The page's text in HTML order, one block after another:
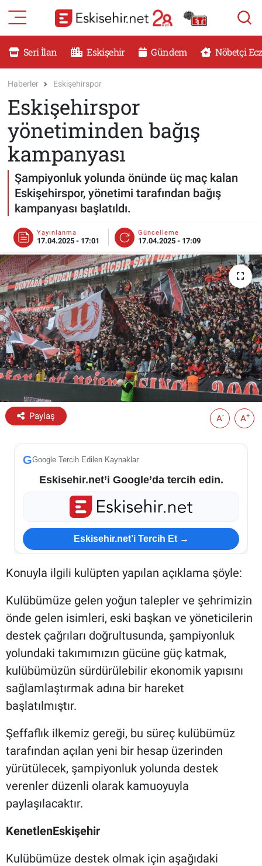
Seri İlan Eskişehir Gündem Nöbetçi
Haberler Eskişehirspor
Eskişehirspor
yönetiminden bağış
kampanyası
Şampiyonluk yolunda önünde üç maç kalan
Eskişehirspor, yönetimi tarafından bağış
kampanyası başlatıldı.
Yayınlanma
17.04.2025 - 17:01
Güncelleme
17.04.2025 - 17:09
Paylaş A- A+
GGoogle Tercih Edilen Kaynaklar
Eskisehir.net’i Google’da tercih edin.
Eskisehir.net’i Tercih Et →
Konuyla ilgili kulüpten yapılan açıklama şöyle:
Kulübümüze gelen yoğun talepler ve şehrimizin
önde gelen isimleri, eski başkan ve yöneticilerin
destek çağrıları doğrultusunda, şampiyonluk
yolundaki takımımızın gücüne güç katmak,
kulübümüzün sürdürülebilir ekonomik yapısını
sağlamlaştırmak adına bir hareket
başlatılmıştır.
Şeffaflık ilkemiz gereği, bu süreç kulübümüz
tarafından açılan yeni bir hesap üzerinden
yürütülecek, şampiyonluk yolunda destek
verenler düzenli olarak kamuoyuyla
paylaşılacaktır.
KenetlenEskişehir
Kulübümüze destek olmak için aşağıdaki
RESMİ İLANLAR
DÜNYA
SAĞLIK
MAGAZİN
KADIN
YEMEK
ESKİŞEHİR NÖBETÇİ ECZANELER
Eskişehir Haber İçerikleri
Eskişehir Hava Durumu
Eskişehir Tramvay Saatleri
Eskişehir Otobüs Saatleri
Eskişehir Nöbetçi Eczaneler
Eskişehir Namaz Vakitleri
Eskişehir Trafik Yoğunluk Haritası
Süper Lig Puan Durumu ve Fikstür
Tüm Manşetler
Haber Arşivi